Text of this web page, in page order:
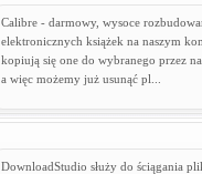
Calibre - darmowy, wysoce
elektronicznych książek na naszym
kopiują się one do wybranego przez
a więc możemy już usunąć pl...
DownloadStudio służy do ściągania